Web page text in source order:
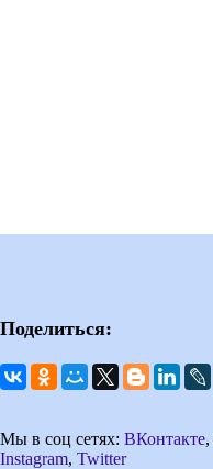
Поделиться:
Мы в соц сетях: ВКонтакте,
Instagram, Twitter